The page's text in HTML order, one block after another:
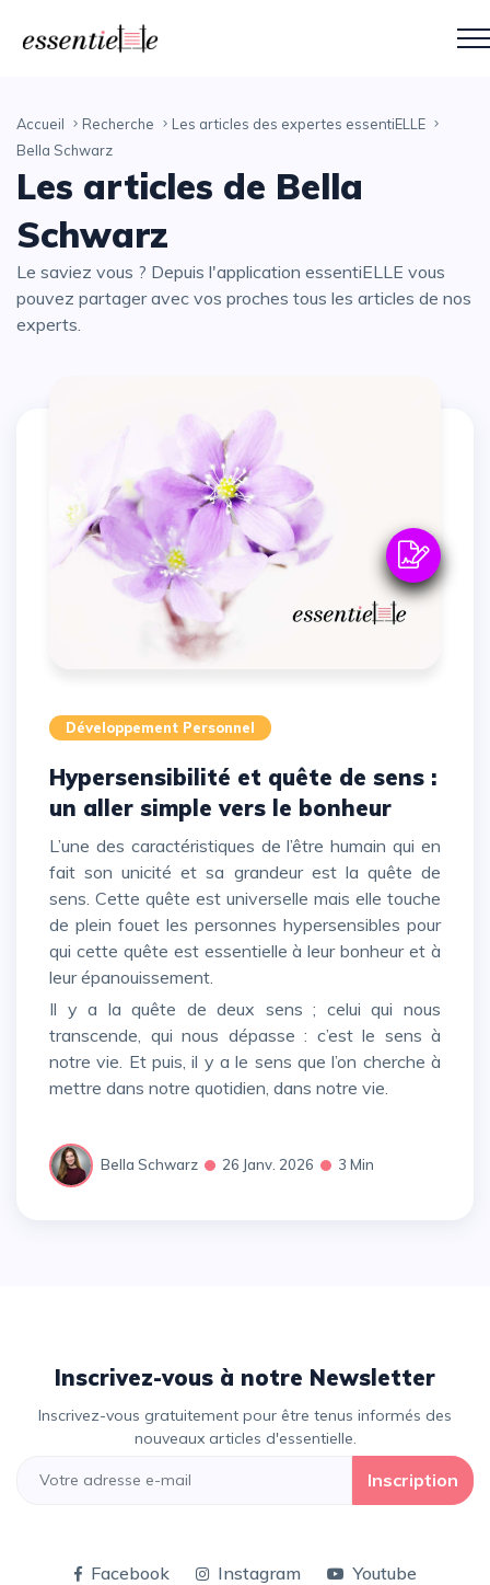
Accueil Recherche
Les articles des expertes essentiELLE
Bella Schwarz
Les articles de Bella
Schwarz
Le saviez vous ? Depuis l'application essentiELLE vous
pouvez partager avec vos proches tous les articles de nos
experts.
Développement Personnel
Hypersensibilité et quête de sens :
un aller simple vers le bonheur
L’une des caractéristiques de l’être humain qui en
fait son unicité et sa grandeur est la quête de
sens. Cette quête est universelle mais elle touche
de plein fouet les personnes hypersensibles pour
qui cette quête est essentielle à leur bonheur et à
leur épanouissement.
Il y a la quête de deux sens ; celui qui nous
transcende, qui nous dépasse : c’est le sens à
notre vie. Et puis, il y a le sens que l’on cherche à
mettre dans notre quotidien, dans notre vie.
Bella Schwarz 26 Janv. 2026 3 Min
Inscrivez-vous à notre Newsletter
Inscrivez-vous gratuitement pour être tenus informés des
nouveaux articles d'essentielle.
Inscription
Facebook Instagram Youtube